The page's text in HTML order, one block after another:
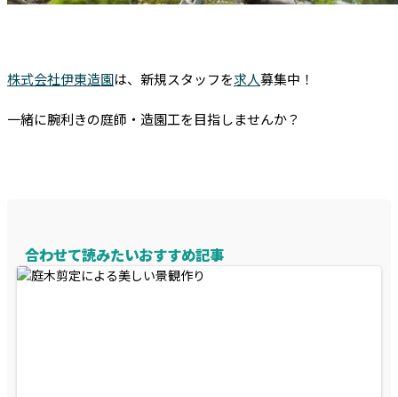
株式会社伊東造園は、新規スタッフを求人募集中！
一緒に腕利きの庭師・造園工を目指しませんか？
合わせて読みたいおすすめ記事